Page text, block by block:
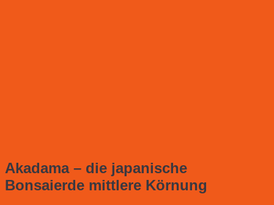
Akadama – die japanische
Bonsaierde mittlere Körnung